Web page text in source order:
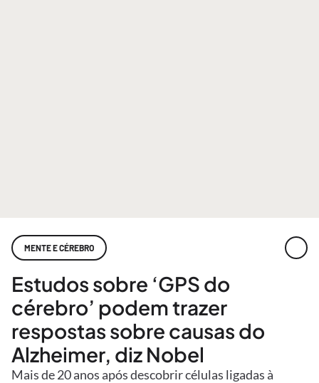
MENTE E CÉREBRO
Estudos sobre ‘GPS do
cérebro’ podem trazer
respostas sobre causas do
Alzheimer, diz Nobel
Mais de 20 anos após descobrir células ligadas à